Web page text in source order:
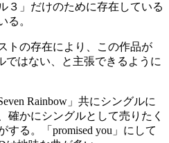
３」だけのために存在している
る。
トの存在により、この作品が
ではない、と主張できるように
Rainbow」共にシングルに
確かにシングルとして売りたく
る。「promised you」にして